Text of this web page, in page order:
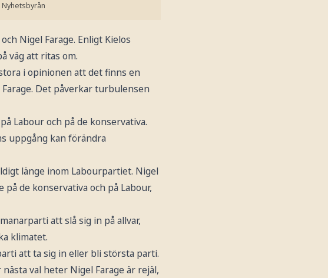
Nigel Farage. Enligt Kielos
väg att ritas om.
i opinionen att det finns en
Det påverkar turbulensen
Labour och på de konservativa.
uppgång kan förändra
länge inom Labourpartiet. Nigel
de konservativa och på Labour,
att slå sig in på allvar,
klimatet.
att ta sig in eller bli största parti.
val heter Nigel Farage är rejäl,